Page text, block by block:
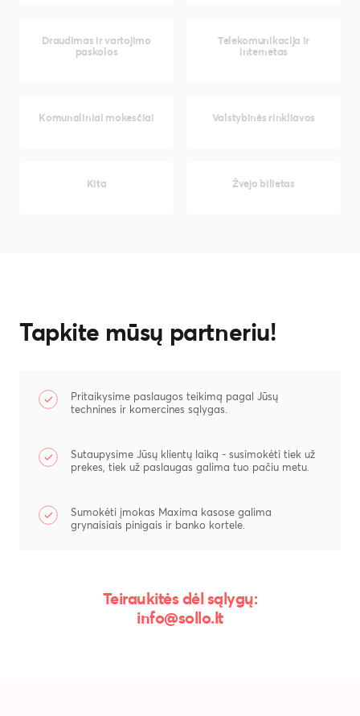
Draudimas ir vartojimo
paskolos
Telekomunikacija ir
internetas
Komunaliniai mokesčiai Valstybinės rinkliavos
Kita Žvejo bilietas
Tapkite mūsų partneriu!
Pritaikysime paslaugos teikimą pagal Jūsų
technines ir komercines sąlygas.
Sutaupysime Jūsų klientų laiką - susimokėti tiek už
prekes, tiek už paslaugas galima tuo pačiu metu.
Sumokėti įmokas Maxima kasose galima
grynaisiais pinigais ir banko kortele.
Teiraukitės dėl sąlygų:
info@sollo.lt